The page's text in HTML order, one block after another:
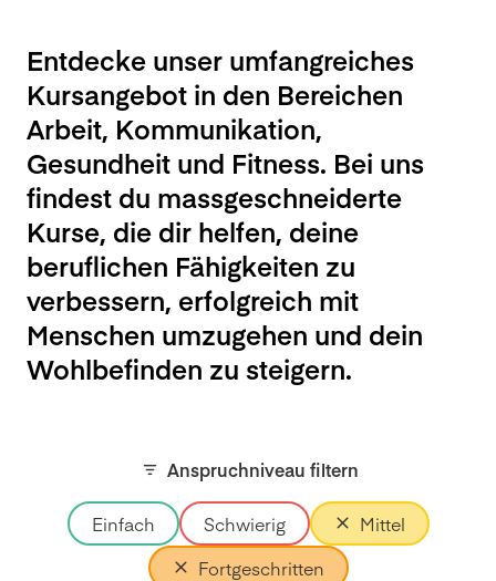
Entdecke unser umfangreiches
Kursangebot in den Bereichen
Arbeit, Kommunikation,
Gesundheit und Fitness. Bei uns
findest du massgeschneiderte
Kurse, die dir helfen, deine
beruflichen Fähigkeiten zu
verbessern, erfolgreich mit
Menschen umzugehen und dein
Wohlbefinden zu steigern.
Anspruchniveau filtern
Einfach Schwierig
Mittel
Fortgeschritten